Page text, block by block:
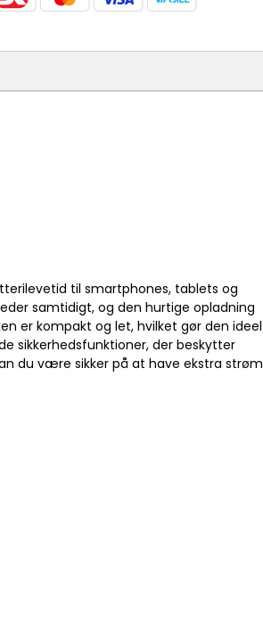
til smartphones, tablets og
samtidigt, og den hurtige opladning
er kompakt og let, hvilket gør den ideel
sikkerhedsfunktioner, der beskytter
du være sikker på at have ekstra strøm